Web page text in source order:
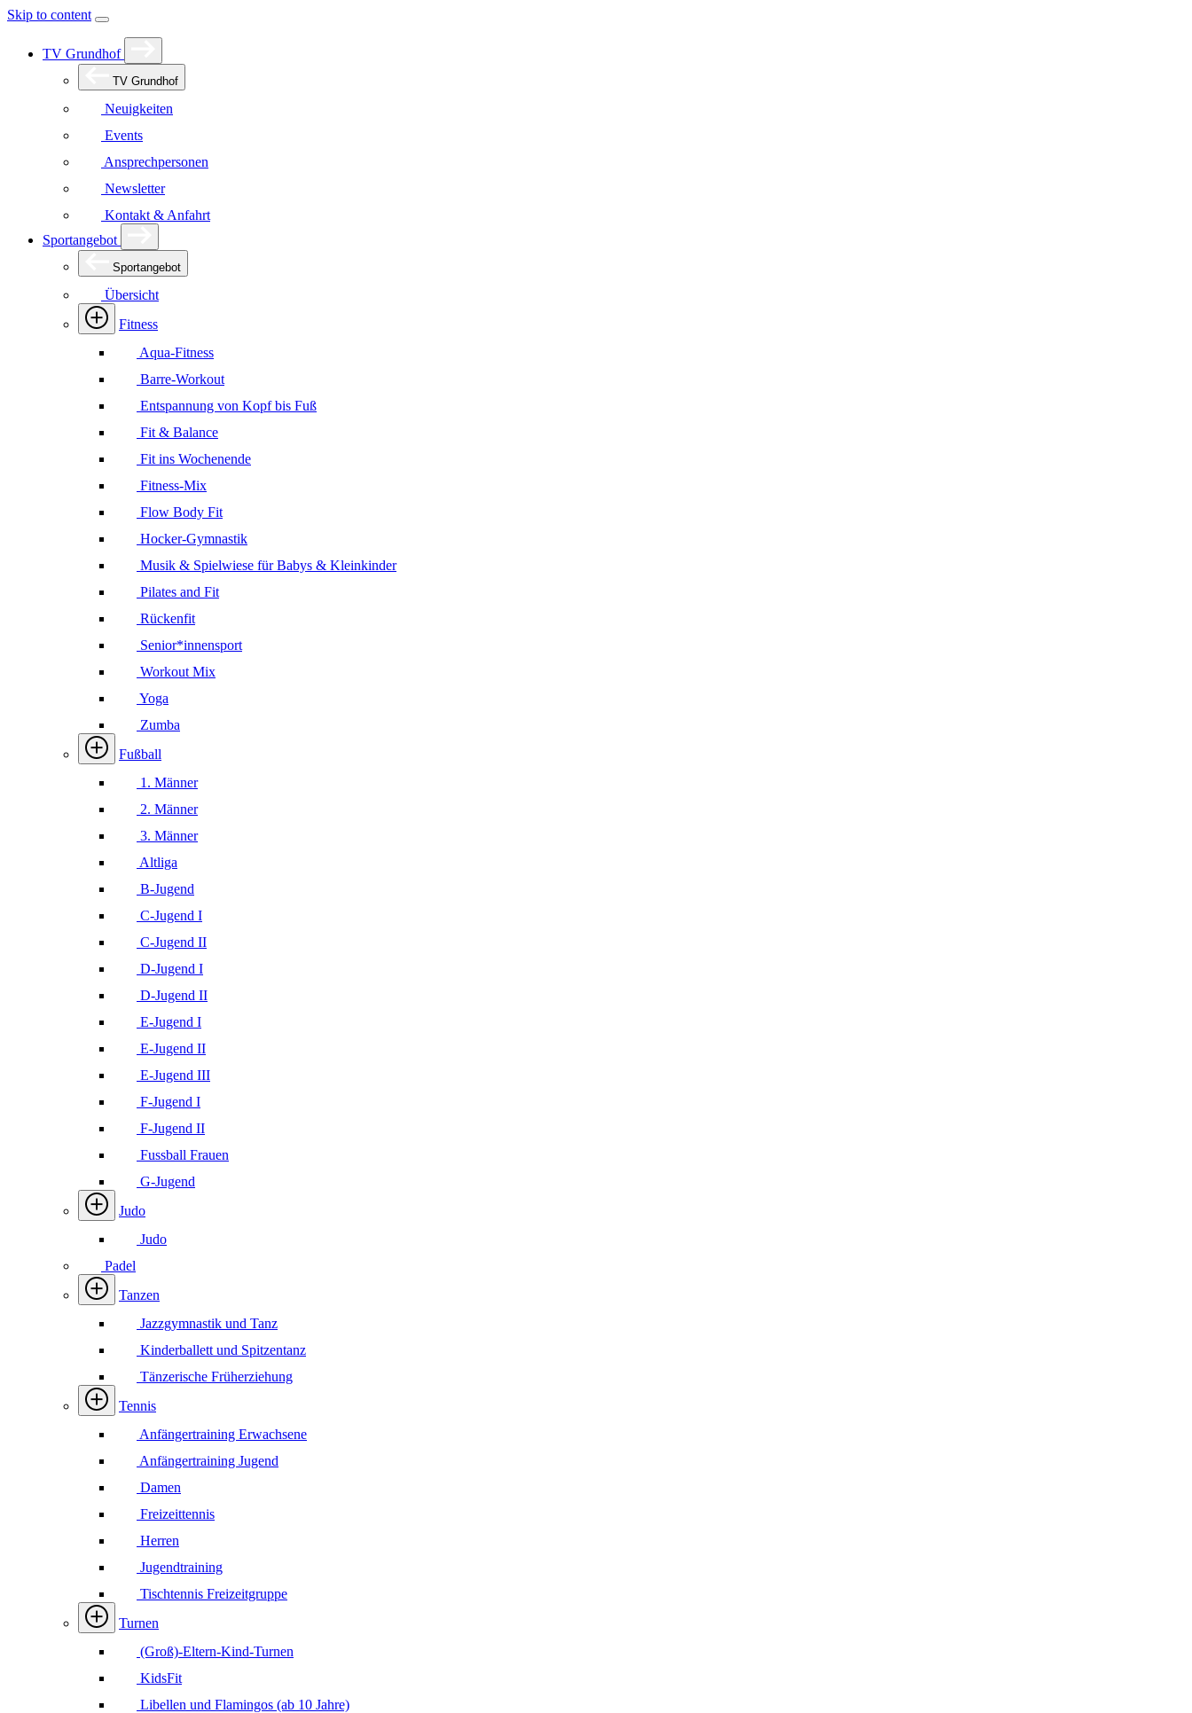
Skip to content
TV Grundhof
TV Grundhof
Neuigkeiten
Events
Ansprechpersonen
Newsletter
Kontakt & Anfahrt
Sportangebot
Sportangebot
Übersicht
Fitness
Aqua-Fitness
Barre-Workout
Entspannung von Kopf bis Fuß
Fit & Balance
Fit ins Wochenende
Fitness-Mix
Flow Body Fit
Hocker-Gymnastik
Musik & Spielwiese für Babys & Kleinkinder
Pilates and Fit
Rückenfit
Senior*innensport
Workout Mix
Yoga
Zumba
Fußball
1. Männer
2. Männer
3. Männer
Altliga
B-Jugend
C-Jugend I
C-Jugend II
D-Jugend I
D-Jugend II
E-Jugend I
E-Jugend II
E-Jugend III
F-Jugend I
F-Jugend II
Fussball Frauen
G-Jugend
Judo
Judo
Padel
Tanzen
Jazzgymnastik und Tanz
Kinderballett und Spitzentanz
Tänzerische Früherziehung
Tennis
Anfängertraining Erwachsene
Anfängertraining Jugend
Damen
Freizeittennis
Herren
Jugendtraining
Tischtennis Freizeitgruppe
Turnen
(Groß)-Eltern-Kind-Turnen
KidsFit
Libellen und Flamingos (ab 10 Jahre)